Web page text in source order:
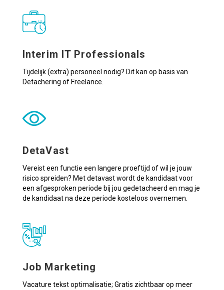
Interim IT Professionals
Tijdelijk (extra) personeel nodig? Dit kan op basis van
Detachering of Freelance.
DetaVast
Vereist een functie een langere proeftijd of wil je jouw
risico spreiden? Met detavast wordt de kandidaat voor
een afgesproken periode bij jou gedetacheerd en mag je
de kandidaat na deze periode kosteloos overnemen.
Job Marketing
Vacature tekst optimalisatie; Gratis zichtbaar op meer